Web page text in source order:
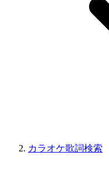
カラオケ歌詞検索